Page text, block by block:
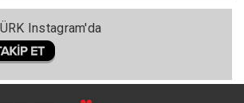
Instagram'da